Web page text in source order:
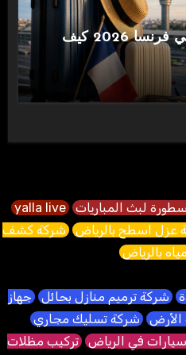
دليل أكواد المطارات في فرنسا 2026 كيف
لبث المباريات yalla live
عزل اسطح بالرياض شركة كشف
بالرياض
شركة ترميم منازل بحائل جهاز
الأرض شركة تسليك مجاري
في الرياض تركيب مظلات